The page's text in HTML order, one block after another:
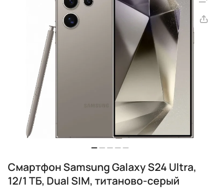
Смартфон Samsung Galaxy S24 Ultra,
12/1 ТБ, Dual SIM, титаново-серый